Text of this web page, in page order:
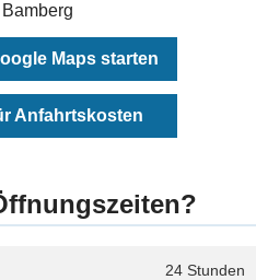
Maps starten
Anfahrtskosten
24 Stunden